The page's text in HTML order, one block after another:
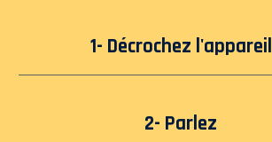
1- Décrochez l'appareil
2- Parlez